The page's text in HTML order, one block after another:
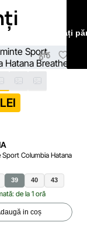
Sport Columbia Hatana
39 40 43
de la 1 oră
in coș
37.5 38 40.5
Lăsați